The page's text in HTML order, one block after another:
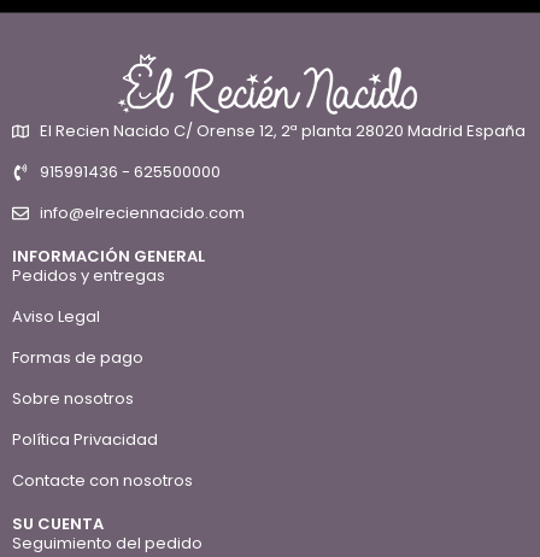
El Recien Nacido C/ Orense 12, 2ª planta 28020 Madrid España
915991436 - 625500000
info@elreciennacido.com
INFORMACIÓN GENERAL
Pedidos y entregas
Aviso Legal
Formas de pago
Sobre nosotros
Política Privacidad
Contacte con nosotros
SU CUENTA
Seguimiento del pedido